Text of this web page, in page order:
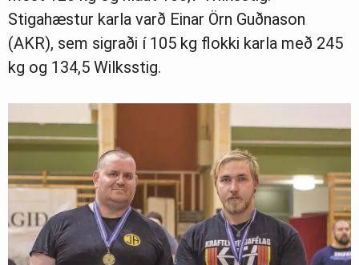
Stigahæstur karla varð Einar Örn Guðnason
(AKR), sem sigraði í 105 kg flokki karla með 245
kg og 134,5 Wilksstig.